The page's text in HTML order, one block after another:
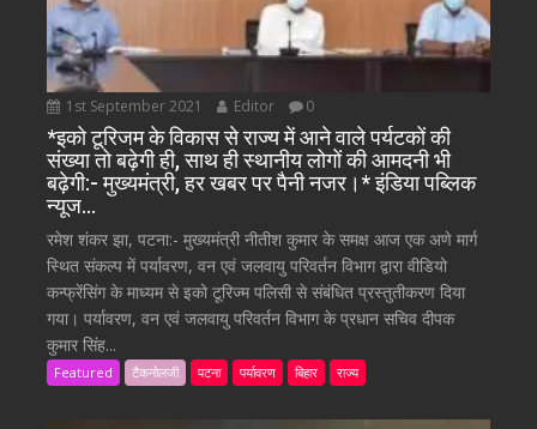
1st September 2021 Editor 0
*इको टूरिजम के विकास से राज्य में आने वाले पर्यटकों की
संख्या तो बढ़ेगी ही, साथ ही स्थानीय लोगों की आमदनी भी
बढ़ेगी:- मुख्यमंत्री, हर खबर पर पैनी नजर।* इंडिया पब्लिक
न्यूज…
रमेश शंकर झा, पटना:- मुख्यमंत्री नीतीश कुमार के समक्ष आज एक अणे मार्ग
स्थित संकल्प में पर्यावरण, वन एवं जलवायु परिवर्तन विभाग द्वारा वीडियो
कन्फ्रेंसिंग के माध्यम से इको टूरिज्म पलिसी से संबंधित प्रस्तुतीकरण दिया
गया। पर्यावरण, वन एवं जलवायु परिवर्तन विभाग के प्रधान सचिव दीपक
कुमार सिंह...
Featured टैकनोलजी पटना पर्यावरण बिहार राज्य